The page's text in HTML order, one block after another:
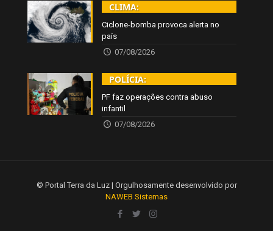
CLIMA:
Ciclone-bomba provoca alerta no
país
07/08/2026
POLÍCIA:
PF faz operações contra abuso
infantil
07/08/2026
© Portal Terra da Luz | Orgulhosamente desenvolvido por
NAWEB Sistemas